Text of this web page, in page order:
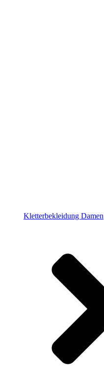
Kletterbekleidung Damen